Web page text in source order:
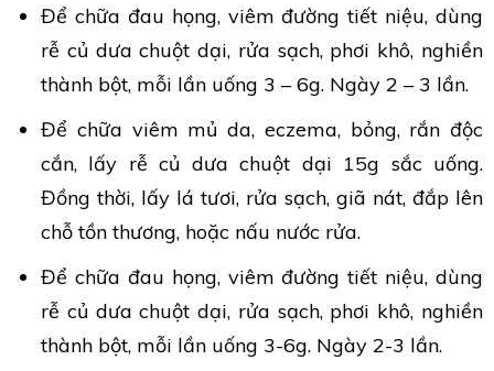
Để chữa đau họng, viêm đường tiết niệu, dùng
rễ củ dưa chuột dại, rửa sạch, phơi khô, nghiền
thành bột, mỗi lần uống 3 – 6g. Ngày 2 – 3 lần.
Để chữa viêm mủ da, eczema, bỏng, rắn độc
cắn, lấy rễ củ dưa chuột dại 15g sắc uống.
Đồng thời, lấy lá tươi, rửa sạch, giã nát, đắp lên
chỗ tồn thương, hoặc nấu nước rửa.
Để chữa đau họng, viêm đường tiết niệu, dùng
rễ củ dưa chuột dại, rửa sạch, phơi khô, nghiền
thành bột, mỗi lần uống 3-6g. Ngày 2-3 lần.